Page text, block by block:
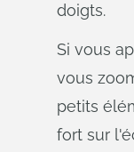
doigts.
Si vous
vous
petits
fort sur